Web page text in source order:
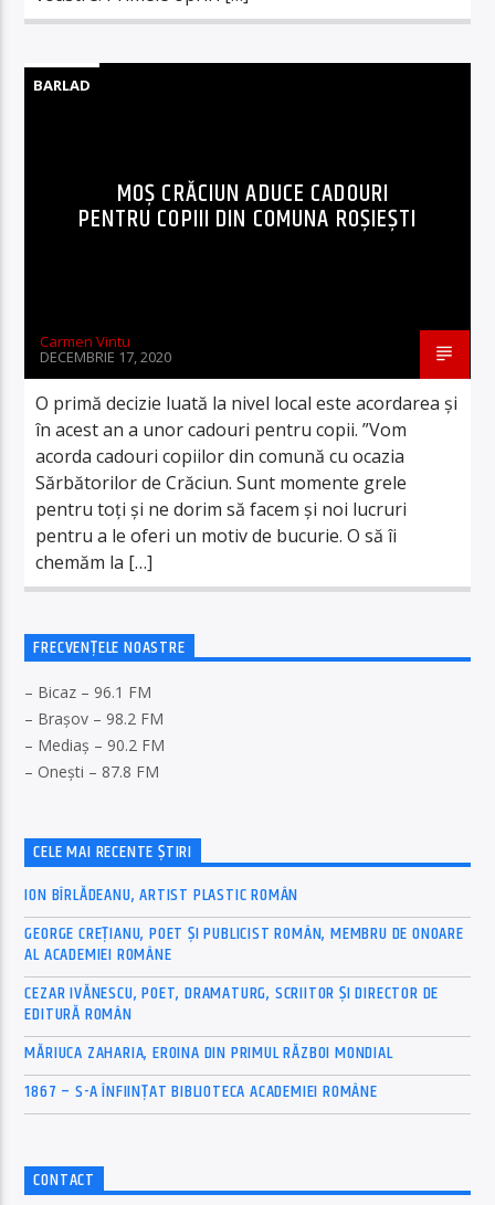
BARLAD
MOȘ CRĂCIUN ADUCE CADOURI
PENTRU COPIII DIN COMUNA ROȘIEȘTI
Carmen Vintu
DECEMBRIE 17, 2020
O primă decizie luată la nivel local este acordarea și
în acest an a unor cadouri pentru copii. ”Vom
acorda cadouri copiilor din comună cu ocazia
Sărbătorilor de Crăciun. Sunt momente grele
pentru toți și ne dorim să facem și noi lucruri
pentru a le oferi un motiv de bucurie. O să îi
chemăm la […]
FRECVENȚELE NOASTRE
– Bicaz – 96.1 FM
– Brașov – 98.2 FM
– Mediaș – 90.2 FM
– Onești – 87.8 FM
CELE MAI RECENTE ȘTIRI
ION BÎRLĂDEANU, ARTIST PLASTIC ROMÂN
GEORGE CREȚIANU, POET ȘI PUBLICIST ROMÂN, MEMBRU DE ONOARE
AL ACADEMIEI ROMÂNE
CEZAR IVĂNESCU, POET, DRAMATURG, SCRIITOR ȘI DIRECTOR DE
EDITURĂ ROMÂN
MĂRIUCA ZAHARIA, EROINA DIN PRIMUL RĂZBOI MONDIAL
1867 – S-A ÎNFIINȚAT BIBLIOTECA ACADEMIEI ROMÂNE
CONTACT